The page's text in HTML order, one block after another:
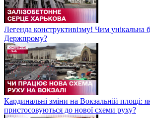
Легенда конструктивізму! Чим унікальна
Держпрому?
Кардинальні зміни на Вокзальній площі:
пристосовуються до нової схеми руху?